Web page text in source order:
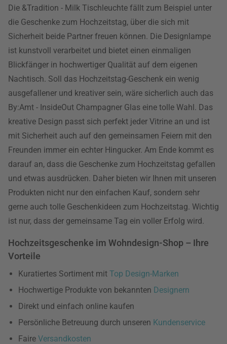
Die &Tradition - Milk Tischleuchte fällt zum Beispiel unter
die Geschenke zum Hochzeitstag, über die sich mit
Sicherheit beide Partner freuen können. Die Designlampe
ist kunstvoll verarbeitet und bietet einen einmaligen
Blickfänger in hochwertiger Qualität auf dem eigenen
Nachtisch. Soll das Hochzeitstag-Geschenk ein wenig
ausgefallener und kreativer sein, wäre sicherlich auch das
By:Amt - InsideOut Champagner Glas eine tolle Wahl. Das
kreative Design passt sich perfekt jeder Vitrine an und ist
mit Sicherheit auch auf den gemeinsamen Feiern mit den
Freunden immer ein echter Hingucker. Am Ende kommt es
darauf an, dass die Geschenke zum Hochzeitstag gefallen
und etwas ausdrücken. Daher bieten wir Ihnen mit unseren
Produkten nicht nur den einfachen Kauf, sondern sehr
gerne auch tolle Geschenkideen zum Hochzeitstag. Wichtig
ist nur, dass der gemeinsame Tag ein voller Erfolg wird.
Hochzeitsgeschenke im Wohndesign-Shop – Ihre
Vorteile
Kuratiertes Sortiment mit Top Design-Marken
Hochwertige Produkte von bekannten Designern
Direkt und einfach online kaufen
Persönliche Betreuung durch unseren Kundenservice
Faire Versandkosten